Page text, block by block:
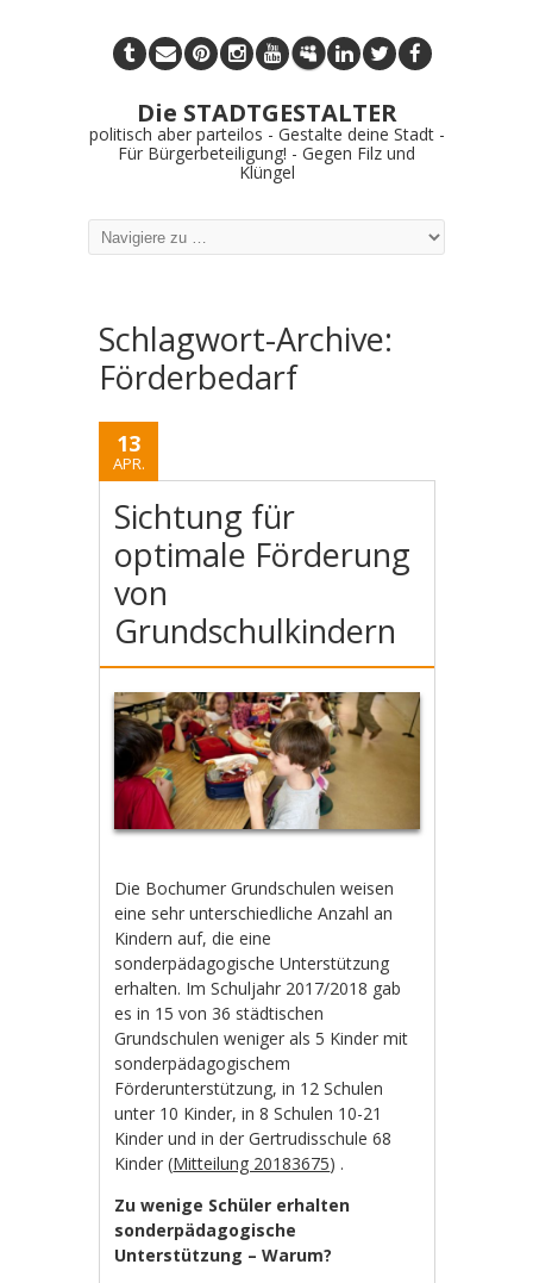
Die STADTGESTALTER
politisch aber parteilos - Gestalte deine Stadt -
Für Bürgerbeteiligung! - Gegen Filz und
Klüngel
Schlagwort-Archive:
Förderbedarf
13
APR.
Sichtung für
optimale Förderung
von
Grundschulkindern
Die Bochumer Grundschulen weisen
eine sehr unterschiedliche Anzahl an
Kindern auf, die eine
sonderpädagogische Unterstützung
erhalten. Im Schuljahr 2017/2018 gab
es in 15 von 36 städtischen
Grundschulen weniger als 5 Kinder mit
sonderpädagogischem
Förderunterstützung, in 12 Schulen
unter 10 Kinder, in 8 Schulen 10-21
Kinder und in der Gertrudisschule 68
Kinder (Mitteilung 20183675) .
Zu wenige Schüler erhalten
sonderpädagogische
Unterstützung – Warum?